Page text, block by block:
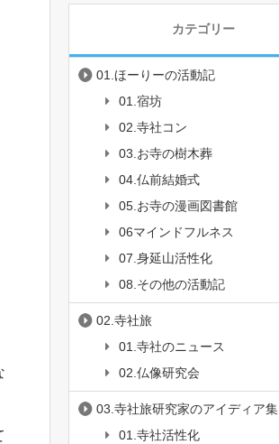
カテゴリー
01.ほーりーの活動記
01.宿坊
02.寺社コン
03.お寺の樹木葬
04.仏前結婚式
05.お寺の漫画図書館
06マインドフルネス
07.身延山活性化
08.その他の活動記
02.寺社旅
01.寺社のニュース
02.仏像研究会
03.寺社旅研究家のアイディア集
01.寺社活性化